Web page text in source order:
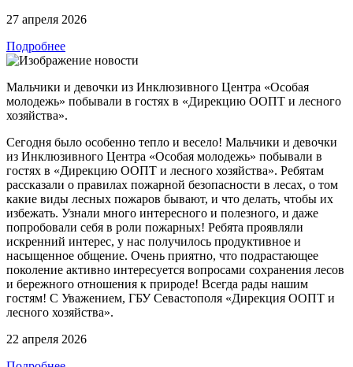
27 апреля 2026
Подробнее
Мальчики и девочки из Инклюзивного Центра «Особая
молодежь» побывали в гостях в «Дирекцию ООПТ и лесного
хозяйства».
Сегодня было особенно тепло и весело! Мальчики и девочки
из Инклюзивного Центра «Особая молодежь» побывали в
гостях в «Дирекцию ООПТ и лесного хозяйства». Ребятам
рассказали о правилах пожарной безопасности в лесах, о том
какие виды лесных пожаров бывают, и что делать, чтобы их
избежать. Узнали много интересного и полезного, и даже
попробовали себя в роли пожарных! Ребята проявляли
искренний интерес, у нас получилось продуктивное и
насыщенное общение. Очень приятно, что подрастающее
поколение активно интересуется вопросами сохранения лесов
и бережного отношения к природе! Всегда рады нашим
гостям! С Уважением, ГБУ Севастополя «Дирекция ООПТ и
лесного хозяйства».
22 апреля 2026